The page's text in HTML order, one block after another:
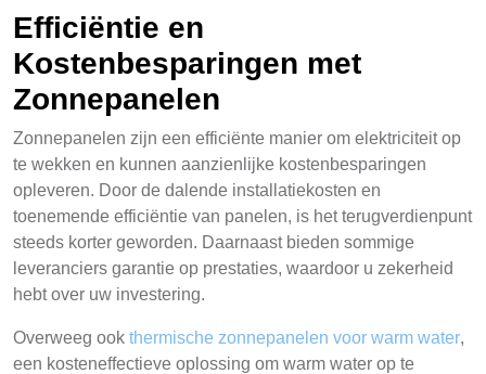
Efficiëntie en
Kostenbesparingen met
Zonnepanelen
Zonnepanelen zijn een efficiënte manier om elektriciteit op
te wekken en kunnen aanzienlijke kostenbesparingen
opleveren. Door de dalende installatiekosten en
toenemende efficiëntie van panelen, is het terugverdienpunt
steeds korter geworden. Daarnaast bieden sommige
leveranciers garantie op prestaties, waardoor u zekerheid
hebt over uw investering.
Overweeg ook thermische zonnepanelen voor warm water,
een kosteneffectieve oplossing om warm water op te